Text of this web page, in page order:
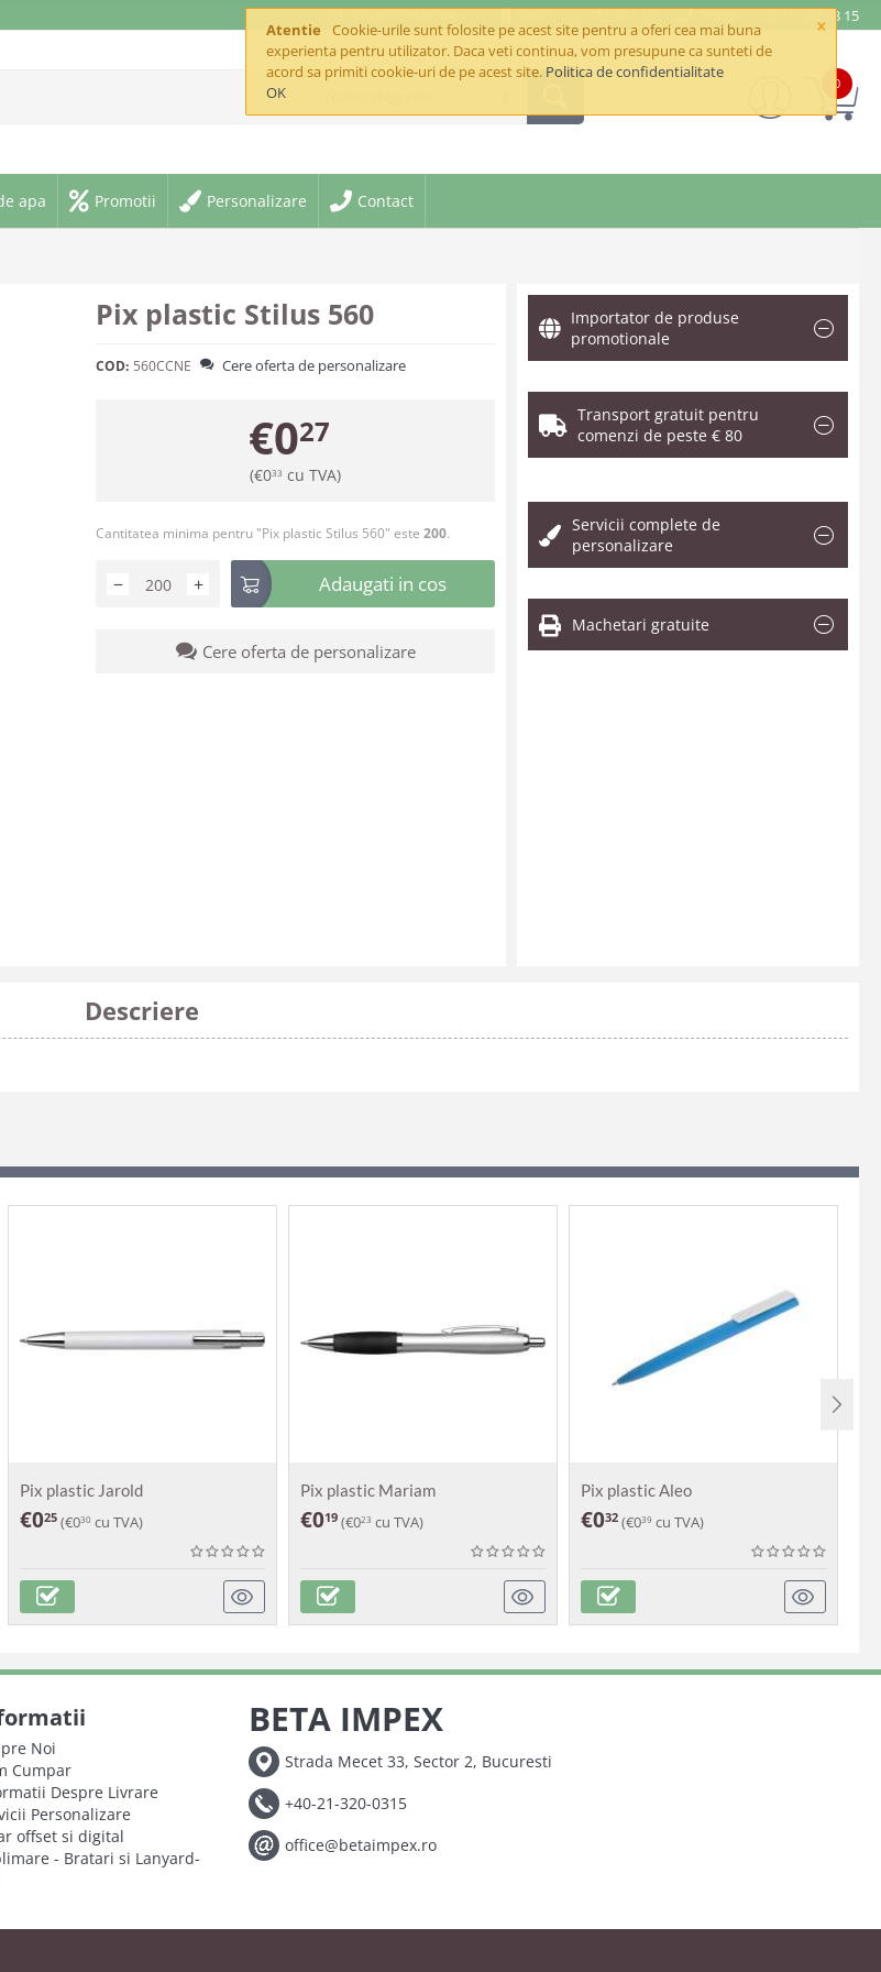
×
Atentie
Cookie-urile sunt folosite pe acest site pentru a oferi cea mai buna
experienta pentru utilizator. Daca veti continua, vom presupune ca sunteti de
acord sa primiti cookie-uri de pe acest site. Politica de confidentialitate
OK
office@betaimpex.ro Mobil: +40 722 287 335 Telefon: +40 21 320 03 15
0
apa Promotii Personalizare Contact
Pix plastic Stilus 560
COD: 560CCNE Cere oferta de personalizare
€027
(€033 cu TVA)
Cantitatea minima pentru "Pix plastic Stilus 560" este 200.
+
− Adaugati in cos
Cere oferta de personalizare
Importator de produse
promotionale
Transport gratuit pentru
comenzi de peste € 80
Servicii complete de
personalizare
Machetari gratuite
Descriere
Pix plastic Jarold
€025 (€030 cu TVA)
Pix plastic Mariam
€019 (€023 cu TVA)
Pix plastic Aleo
€032 (€039 cu TVA)
Noi
Cumpar
Despre Livrare
Personalizare
offset si digital
- Bratari si Lanyard-
BETA IMPEX
Strada Mecet 33, Sector 2, Bucuresti
+40-21-320-0315
office@betaimpex.ro